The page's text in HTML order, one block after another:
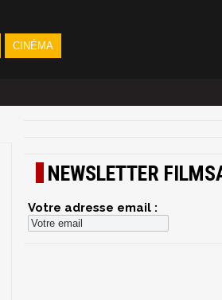
CINÉMA
NEWSLETTER
Votre adresse email :